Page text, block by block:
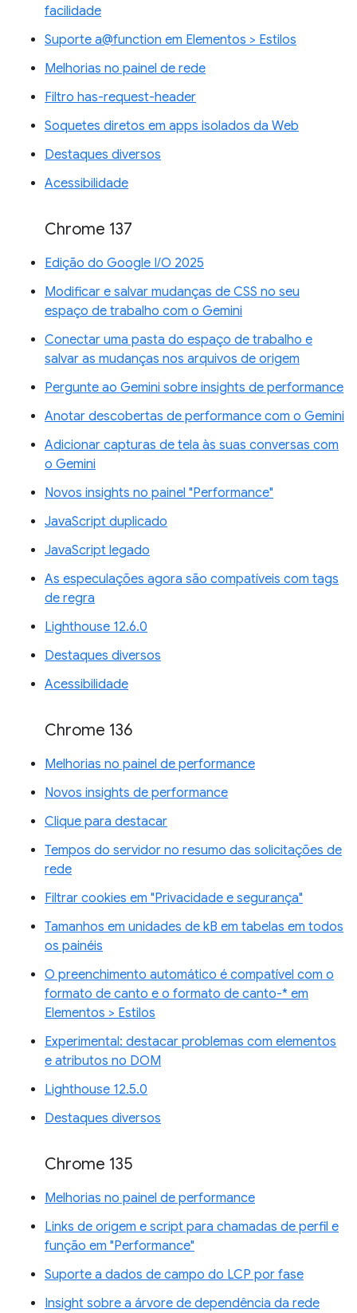
facilidade
Suporte a@function em Elementos > Estilos
Melhorias no painel de rede
Filtro has-request-header
Soquetes diretos em apps isolados da Web
Destaques diversos
Acessibilidade
Chrome 137
Edição do Google I/O 2025
Modificar e salvar mudanças de CSS no seu
espaço de trabalho com o Gemini
Conectar uma pasta do espaço de trabalho e
salvar as mudanças nos arquivos de origem
Pergunte ao Gemini sobre insights de performance
Anotar descobertas de performance com o Gemini
Adicionar capturas de tela às suas conversas com
o Gemini
Novos insights no painel "Performance"
JavaScript duplicado
JavaScript legado
As especulações agora são compatíveis com tags
de regra
Lighthouse 12.6.0
Destaques diversos
Acessibilidade
Chrome 136
Melhorias no painel de performance
Novos insights de performance
Clique para destacar
Tempos do servidor no resumo das solicitações de
rede
Filtrar cookies em "Privacidade e segurança"
Tamanhos em unidades de kB em tabelas em todos
os painéis
O preenchimento automático é compatível com o
formato de canto e o formato de canto-* em
Elementos > Estilos
Experimental: destacar problemas com elementos
e atributos no DOM
Lighthouse 12.5.0
Destaques diversos
Chrome 135
Melhorias no painel de performance
Links de origem e script para chamadas de perfil e
função em "Performance"
Suporte a dados de campo do LCP por fase
Insight sobre a árvore de dependência da rede